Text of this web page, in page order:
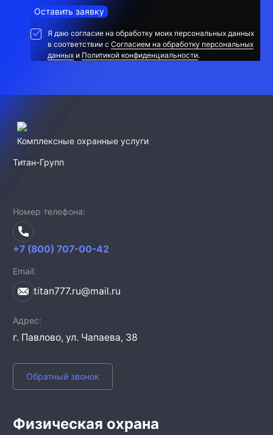
Оставить заявку
Я даю согласие на обработку моих персональных данных
в соответствии сСогласием на обработку персональных
данных и Политикой конфиденциальности.
Комплексные охранные услуги
Титан-Групп
Номер телефона
+7 (800) 707-00-42
Email
titan777.ru@mail.ru
Адрес
г. Павлово, ул. Чапаева, 38
Обратный звонок
Физическая охрана